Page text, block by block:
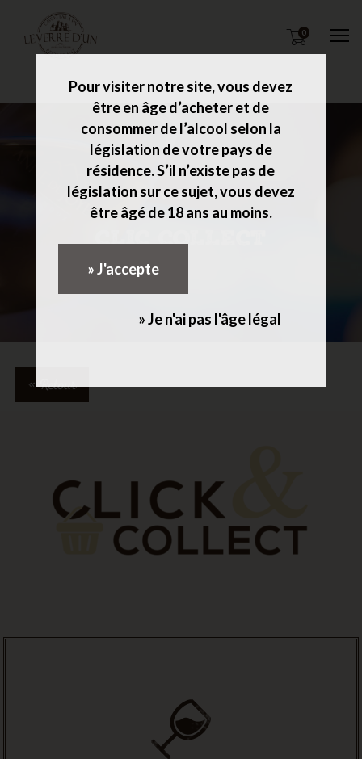
Pour visiter notre site, vous devez
être en âge d’acheter et de
consommer de l’alcool selon la
législation de votre pays de
résidence. S’il n’existe pas de
législation sur ce sujet, vous devez
être âgé de 18 ans au moins.
» J'accepte
» Je n'ai pas l'âge légal
0
ACCUEIL VENTE EN LIGNE
CLIC COLLECT
« Retour